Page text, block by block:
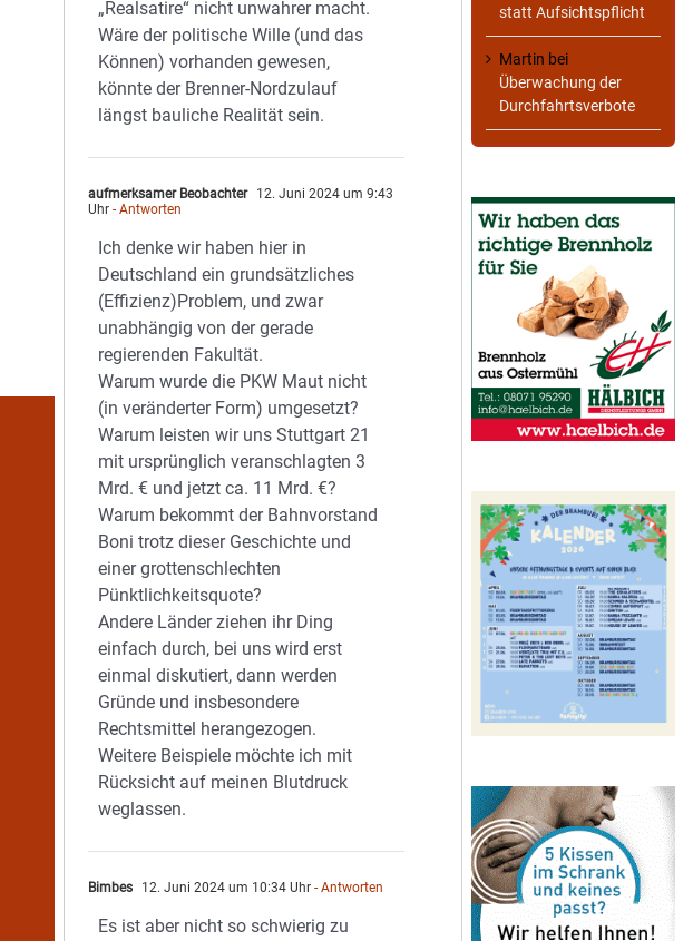
„Realsatire“ nicht unwahrer macht.
Wäre der politische Wille (und das
Können) vorhanden gewesen,
könnte der Brenner-Nordzulauf
längst bauliche Realität sein.
aufmerksamer Beobachter
12. Juni 2024 um 9:43
Uhr - Antworten
Ich denke wir haben hier in
Deutschland ein grundsätzliches
(Effizienz)Problem, und zwar
unabhängig von der gerade
regierenden Fakultät.
Warum wurde die PKW Maut nicht
(in veränderter Form) umgesetzt?
Warum leisten wir uns Stuttgart 21
mit ursprünglich veranschlagten 3
Mrd. € und jetzt ca. 11 Mrd. €?
Warum bekommt der Bahnvorstand
Boni trotz dieser Geschichte und
einer grottenschlechten
Pünktlichkeitsquote?
Andere Länder ziehen ihr Ding
einfach durch, bei uns wird erst
einmal diskutiert, dann werden
Gründe und insbesondere
Rechtsmittel herangezogen.
Weitere Beispiele möchte ich mit
Rücksicht auf meinen Blutdruck
weglassen.
Bimbes 12. Juni 2024 um 10:34 Uhr - Antworten
Es ist aber nicht so schwierig zu
statt Aufsichtspflicht
Martin bei
Überwachung der
Durchfahrtsverbote